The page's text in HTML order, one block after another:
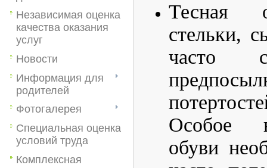
Независимая оценка
качества оказания
услуг
Новости
Информация для
родителей
Фотогалерея
Специальная оценка
условий труда
Комплексная
Тесная
стельки,
часто
Особое
обуви